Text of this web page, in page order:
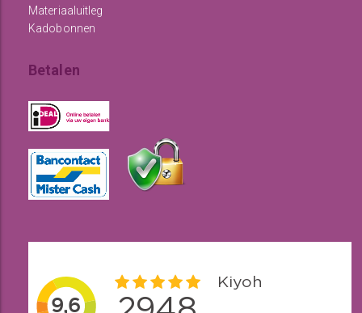
Materiaaluitleg
Kadobonnen
Betalen